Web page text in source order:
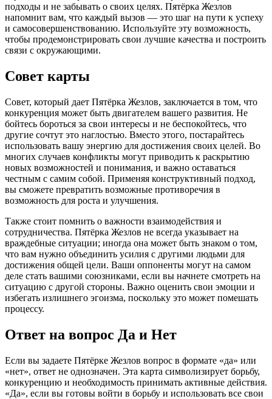
подходы и не забывать о своих целях. Пятёрка Жезлов
напомнит вам, что каждый вызов — это шаг на пути к успеху
и самосовершенствованию. Используйте эту возможность,
чтобы продемонстрировать свои лучшие качества и построить
связи с окружающими.
Совет карты
Совет, который дает Пятёрка Жезлов, заключается в том, что
конкуренция может быть двигателем вашего развития. Не
бойтесь бороться за свои интересы и не беспокойтесь, что
другие сочтут это наглостью. Вместо этого, постарайтесь
использовать вашу энергию для достижения своих целей. Во
многих случаев конфликты могут приводить к раскрытию
новых возможностей и понимания, и важно оставаться
честным с самим собой. Применяя конструктивный подход,
вы сможете превратить возможные противоречия в
возможность для роста и улучшения.
Также стоит помнить о важности взаимодействия и
сотрудничества. Пятёрка Жезлов не всегда указывает на
враждебные ситуации; иногда она может быть знаком о том,
что вам нужно объединить усилия с другими людьми для
достижения общей цели. Ваши оппоненты могут на самом
деле стать вашими союзниками, если вы начнете смотреть на
ситуацию с другой стороны. Важно оценить свои эмоции и
избегать излишнего эгоизма, поскольку это может помешать
процессу.
Ответ на вопрос Да и Нет
Если вы задаете Пятёрке Жезлов вопрос в формате «да» или
«нет», ответ не однозначен. Эта карта символизирует борьбу,
конкуренцию и необходимость принимать активные действия.
«Да», если вы готовы войти в борьбу и использовать все свои